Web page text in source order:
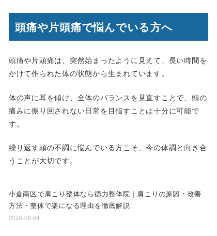
頭痛や片頭痛で悩んでいる方へ
頭痛や片頭痛は、突然始まったように見えて、長い時間を
かけて作られた体の状態から生まれています。
体の声に耳を傾け、全体のバランスを見直すことで、頭の
痛みに振り回されない日常を目指すことは十分に可能で
す。
繰り返す頭の不調に悩んでいる方こそ、今の体調と向き合
うことが大切です。
小倉南区で肩こり整体なら徳力整体院｜肩こりの原因・改善
方法・整体で楽になる理由を徹底解説
2026-08-04